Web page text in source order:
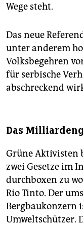
Wege steht.
Das neue
unter anderem
Volksbegehren
für serbische
abschreckend
Das
Grüne Aktivisten
zwei Gesetze im
durchboxen zu
Rio Tinto. Der
Bergbaukonzern
Umweltschützer.